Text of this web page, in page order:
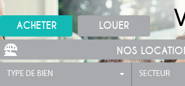
ACHETER LOUER
NOS
TYPE DE BIEN SECTEUR